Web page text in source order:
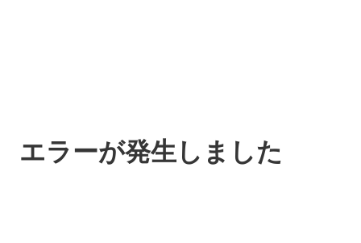
エラーが発生しました